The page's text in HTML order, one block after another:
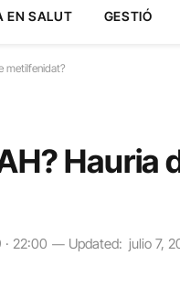
EN SALUT GESTIÓ
metilfenidat?
Hauria
22:00 Updated: julio 7,